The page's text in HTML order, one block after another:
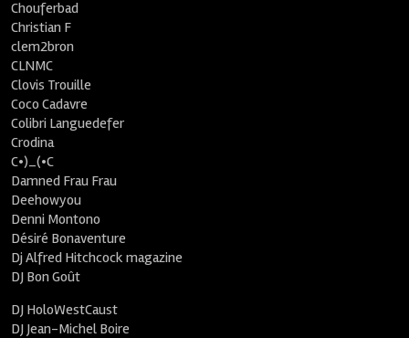
Chouferbad
Christian F
clem2bron
CLNMC
Clovis Trouille
Coco Cadavre
Colibri Languedefer
Crodina
C•)_(•C
Damned Frau Frau
Deehowyou
Denni Montono
Désiré Bonaventure
Dj Alfred Hitchcock magazine
DJ Bon Goût
DJ HoloWestCaust
DJ Jean-Michel Boire